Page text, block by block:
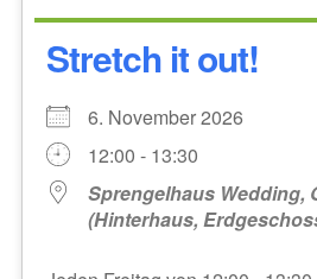
Stretch it out!
6. November 2026
12:00 - 13:30
Sprengelhaus Wedding,
(Hinterhaus,